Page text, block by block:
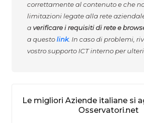
correttamente al contenuto e che
limitazioni legate alla rete
averificare i requisiti di rete e
a questolink. In caso di problemi,
vostro supporto ICT interno per
Le migliori Aziende italiane si
Osservatori.net